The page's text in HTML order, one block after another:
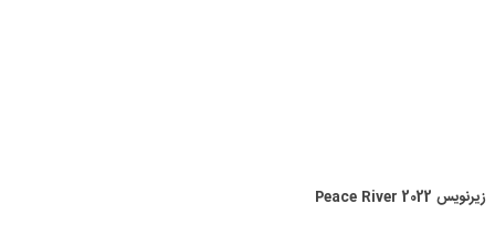
زیرنویس Peace River 2022